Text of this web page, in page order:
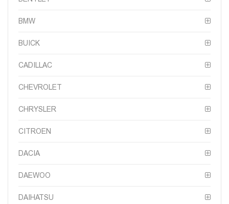
BMW
BUICK
CADILLAC
CHEVROLET
CHRYSLER
CITROEN
DACIA
DAEWOO
DAIHATSU